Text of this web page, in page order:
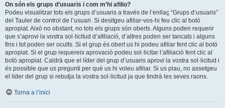
On són els grups d’usuaris i com m’hi afilio?
Podeu visualitzar tots els grups d’usuaris a través de l’enllaç “Grups d’usuaris”
del Tauler de control de l’usuari. Si desitgeu afiliar-vos-hi feu clic al botó
apropiat. Això no obstant, no tots els grups són oberts. Alguns poden requerir
que s’aprovi la vostra sol·licitud d’afiliació, d’altres poden ser tancats i alguns
fins i tot poden ser ocults. Si el grup és obert us hi podeu afiliar fent clic al botó
apropiat. Si el grup requereix aprovació podeu sol·licitar l’afiliació fent clic al
botó apropiat. Caldrà que el líder del grup d’usuaris aprovi la vostra sol·licitud i
és possible que us pregunti per què us hi voleu afiliar. Si us plau, no assetgeu
el líder del grup si rebutja la vostra sol·licitud ja que tindrà les seves raons.
Torna a l’inici